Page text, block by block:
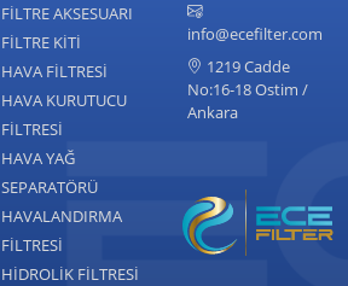
FİLTRE AKSESUARI
FİLTRE KİTİ
HAVA FİLTRESİ
HAVA KURUTUCU
FİLTRESİ
HAVA YAĞ
SEPARATÖRÜ
HAVALANDIRMA
FİLTRESİ
HİDROLİK FİLTRESİ
info@ecefilter.com
1219 Cadde
No:16-18 Ostim /
Ankara